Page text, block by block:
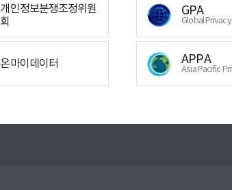
개인정보분쟁조정위원
회
온마이데이터
GPA
Global
APPA
Asia Pacific